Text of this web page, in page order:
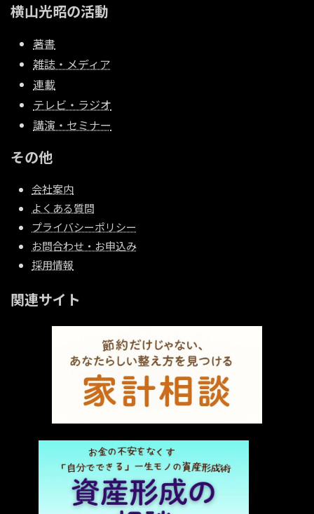
横山光昭の活動
著書
雑誌・メディア
連載
テレビ・ラジオ
講演・セミナー
その他
会社案内
よくある質問
プライバシーポリシー
お問合わせ・お申込み
採用情報
関連サイト